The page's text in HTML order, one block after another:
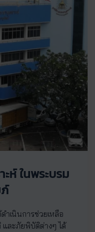
ะห์ ในพระบรม
ำเนินการช่วยเหลือ
ละภัยพิบัติต่างๆ ได้